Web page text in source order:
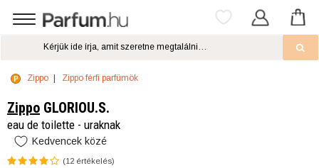
Zippo Zippo férfi parfümök
Zippo GLORIOU.S.
eau de toilette - uraknak
Kedvencek közé
(12 értékelés)